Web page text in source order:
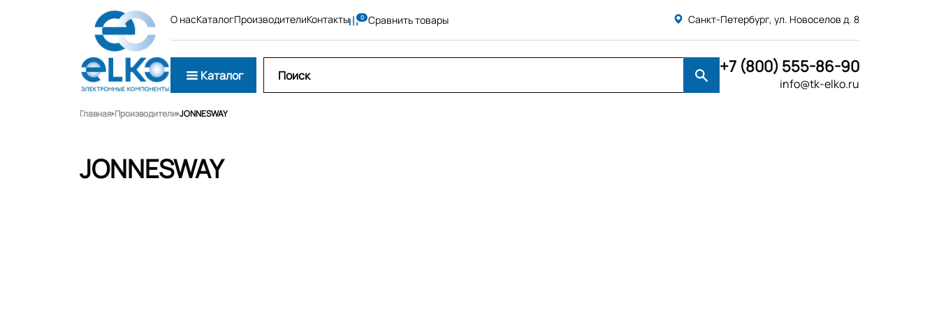
О насКаталогПроизводителиКонтакты Сравнить товары Санкт-Петербург, ул. Новоселов д. 8
Каталог +7 (800) 555-86-90
info@tk-elko.ru
Главная Производители JONNESWAY
JONNESWAY